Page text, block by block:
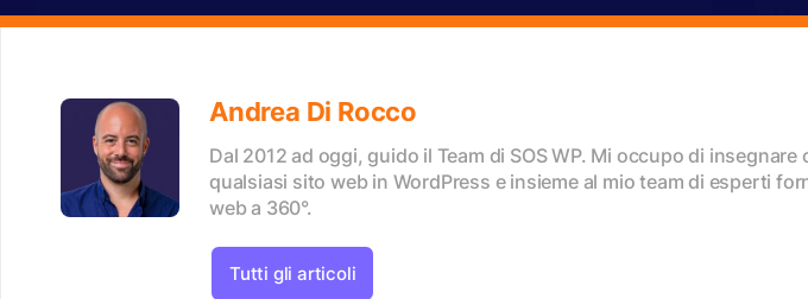
Andrea Di Rocco
Dal 2012 ad oggi, guido il Team di SOS WP. Mi occupo di insegnare
qualsiasi sito web in WordPress e insieme al mio team di esperti
web a 360°.
Tutti gli articoli